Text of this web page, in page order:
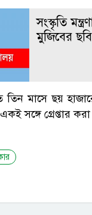
সংস্কৃতি
মুজিবের
তিন মাসে ছয়
সঙ্গে গ্রেপ্তার